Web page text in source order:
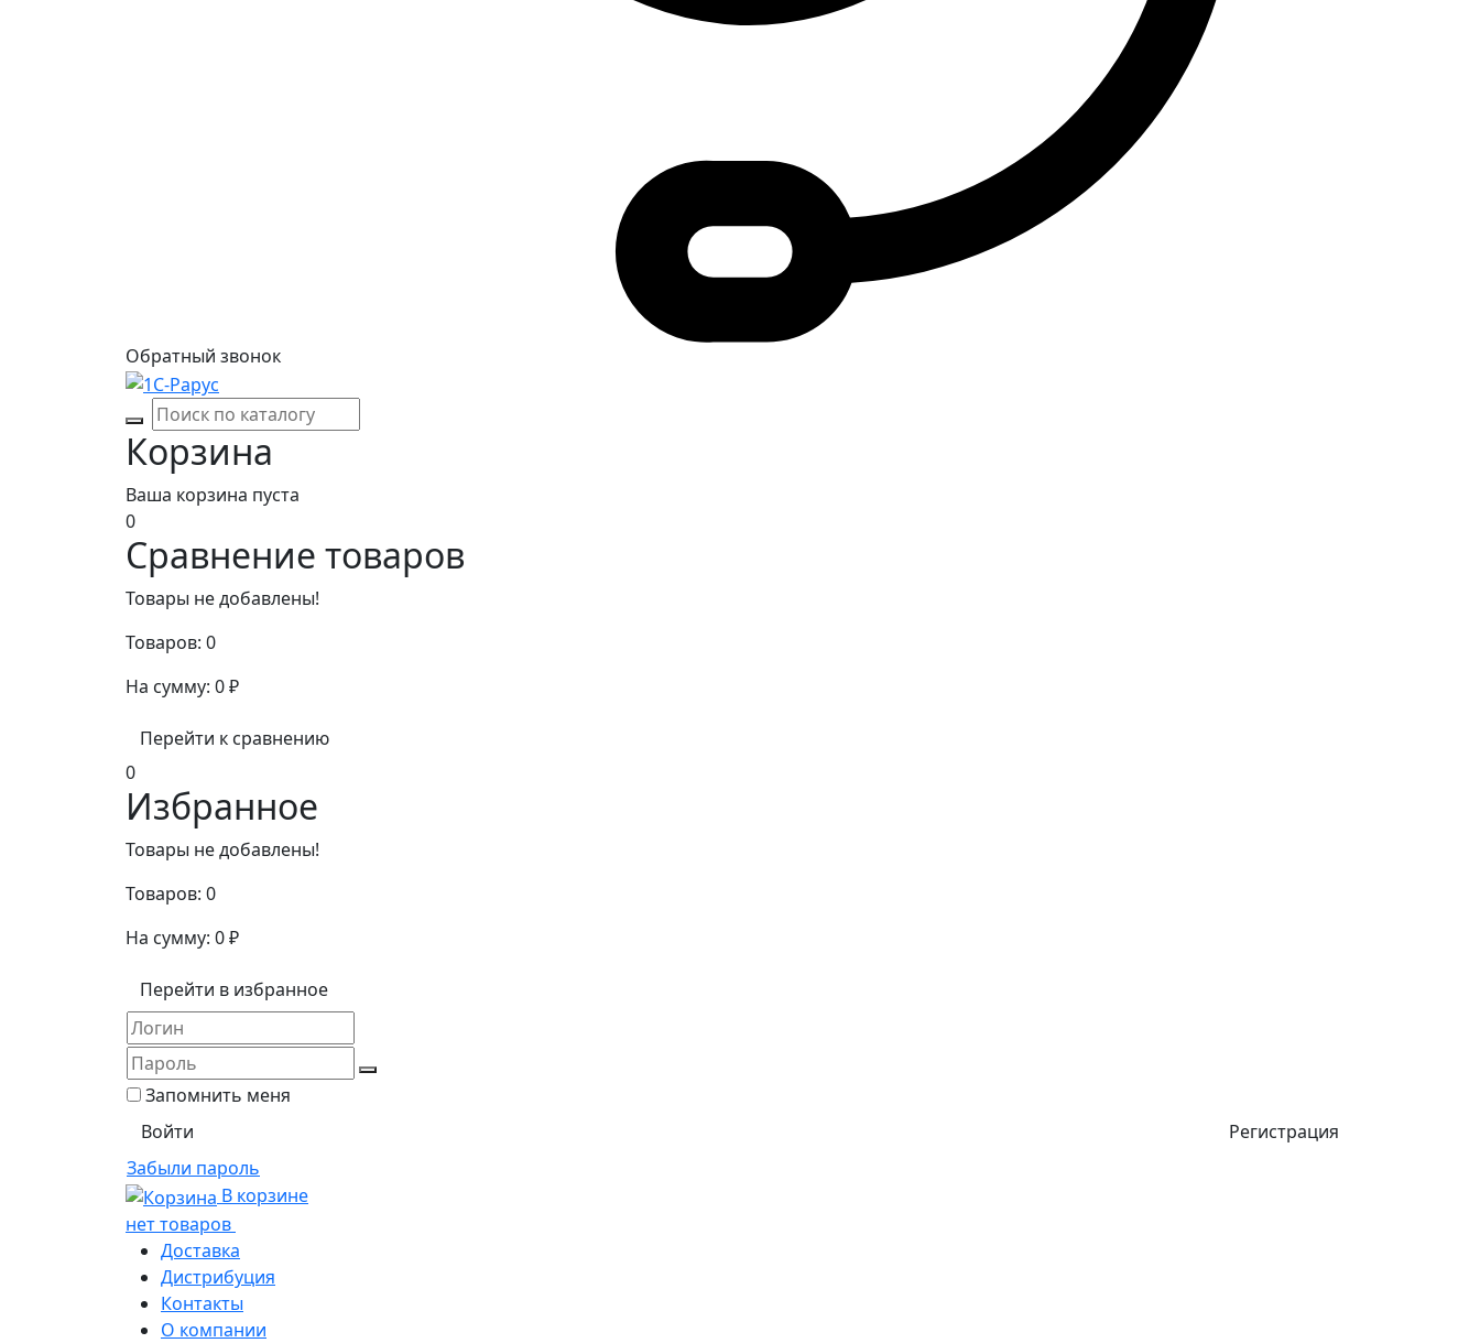
Обратный звонок
Корзина
Ваша корзина пуста
0
Сравнение товаров
Товары не добавлены!
Товаров: 0
На сумму: 0₽
Перейти к сравнению
0
Избранное
Товары не добавлены!
Товаров: 0
На сумму: 0₽
Перейти в избранное
Запомнить меня
Регистрация
Забыли пароль
В корзине
нет товаров
Доставка
Дистрибуция
Контакты
О компании